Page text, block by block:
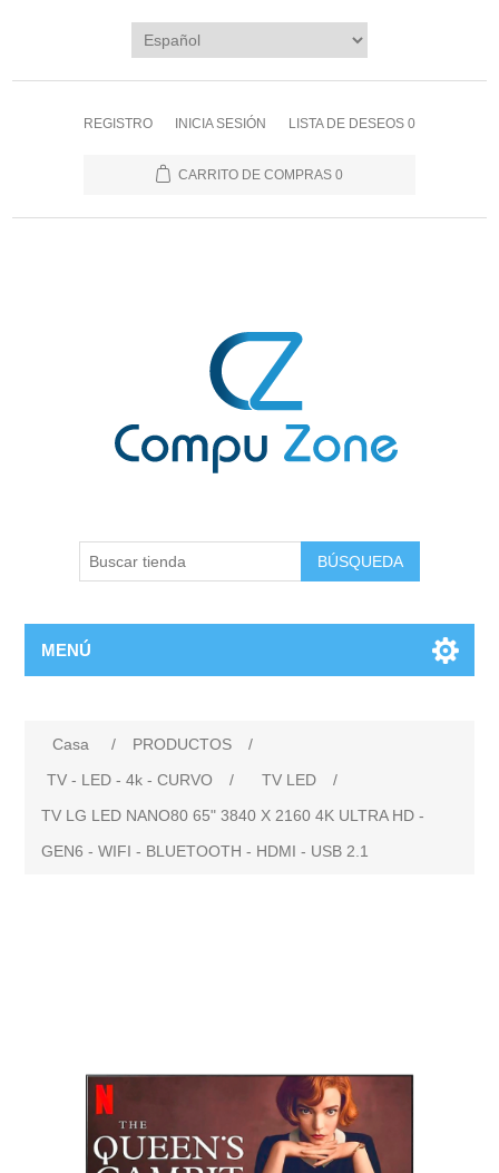
REGISTRO INICIA SESIÓN LISTA DE DESEOS 0
CARRITO DE COMPRAS 0
BÚSQUEDA
MENÚ
Casa / PRODUCTOS
/
TV - LED - 4k - CURVO
/ TV LED
/
TV LG LED NANO80 65" 3840 X 2160 4K ULTRA HD -
GEN6 - WIFI - BLUETOOTH - HDMI - USB 2.1